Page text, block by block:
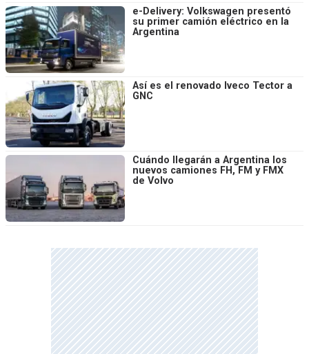
e-Delivery: Volkswagen presentó
su primer camión eléctrico en la
Argentina
Así es el renovado Iveco Tector a
GNC
Cuándo llegarán a Argentina los
nuevos camiones FH, FM y FMX
de Volvo